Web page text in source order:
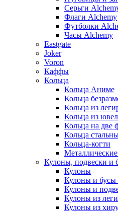
Серьги
Флаги Alchemy
Футболки
Часы Alchemy
Eastgate
Joker
Voron
Каффы
Кольца
Кольца Аниме
Кольца
Кольца из
Кольца из
Кольца на две
Кольца
Кольца-когти
Кулоны, подвески и
Кулоны
Кулоны и бусы
Кулоны и
Кулоны из
Кулоны из